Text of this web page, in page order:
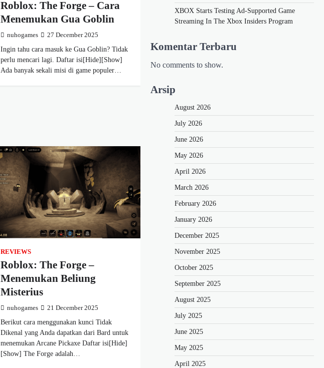
Roblox: The Forge – Cara
Menemukan Gua Goblin
nuhogames 27 December 2025
Ingin tahu cara masuk ke Gua Goblin? Tidak
perlu mencari lagi. Daftar isi[Hide][Show]
Ada banyak sekali misi di game populer…
REVIEWS
Roblox: The Forge –
Menemukan Beliung
Misterius
nuhogames 21 December 2025
Berikut cara menggunakan kunci Tidak
Dikenal yang Anda dapatkan dari Bard untuk
menemukan Arcane Pickaxe Daftar isi[Hide]
[Show] The Forge adalah…
XBOX Starts Testing Ad-Supported Game
Streaming In The Xbox Insiders Program
Komentar Terbaru
No comments to show.
Arsip
August 2026
July 2026
June 2026
May 2026
April 2026
March 2026
February 2026
January 2026
December 2025
November 2025
October 2025
September 2025
August 2025
July 2025
June 2025
May 2025
April 2025